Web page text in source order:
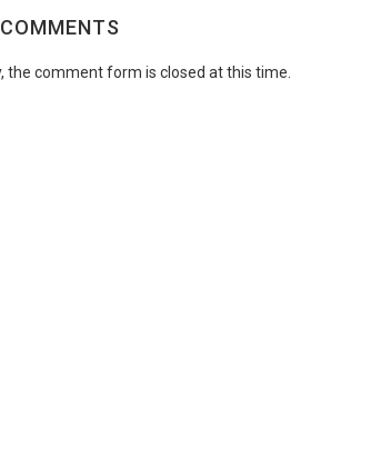
the comment form is closed at this time.